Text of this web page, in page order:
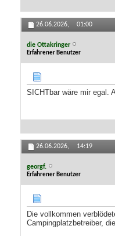
26.06.2026, 01:00
die Ottakringer
Erfahrener Benutzer
SICHTbar wäre mir egal.
26.06.2026, 14:19
georgf.
Erfahrener Benutzer
Die vollkommen
Campingplatzbetreiber,